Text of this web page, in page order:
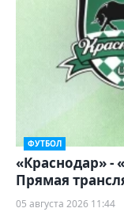
ФУТБОЛ
«Краснодар» -
Прямая
05 августа 2026 11:44